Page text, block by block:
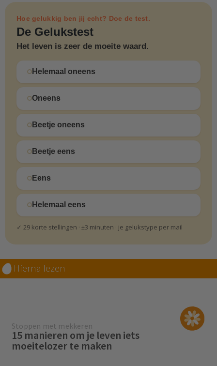
Hoe gelukkig ben jij echt? Doe de test.
De Gelukstest
Het leven is zeer de moeite waard.
Helemaal oneens
Oneens
Beetje oneens
Beetje eens
Eens
Helemaal eens
✓ 29 korte stellingen · ±3 minuten · je gelukstype per mail
Hierna lezen
Stoppen met mekkeren
15 manieren om je leven iets
moeitelozer te maken